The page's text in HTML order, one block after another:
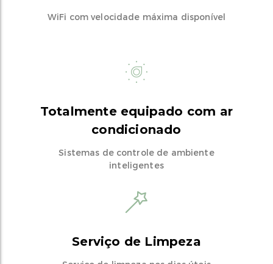
WiFi com velocidade máxima disponível
Totalmente equipado com ar
condicionado
Sistemas de controle de ambiente
inteligentes
Serviço de Limpeza